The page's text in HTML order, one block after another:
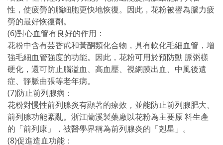
性，使疲勞的腦細胞更快地恢復。因此，花粉被譽為腦力疲
勞的最好恢復劑。
(6)對心血管有良好的作用：
花粉中含有芸香甙和黃酮類化合物，具有軟化毛細血管，增
強毛細血管強度的功能。因此，花粉可用於預防動 脈粥樣
硬化，還可防止腦溢血、高血壓、視網膜出血、中風後遺
症、靜脈曲張等老年病。
(7)防止前列腺病：
花粉對慢性前列腺炎有顯著的療效，並能防止前列腺肥大、
前列腺功能紊亂。浙江蘭溪製藥廠以花粉為主要原 料生產
的「前列康」，被醫學界稱為前列腺炎的「剋星」。
(8)促進造血功能：